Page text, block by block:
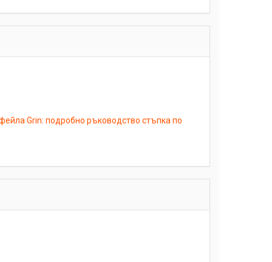
Grin: подробно ръководство стъпка по